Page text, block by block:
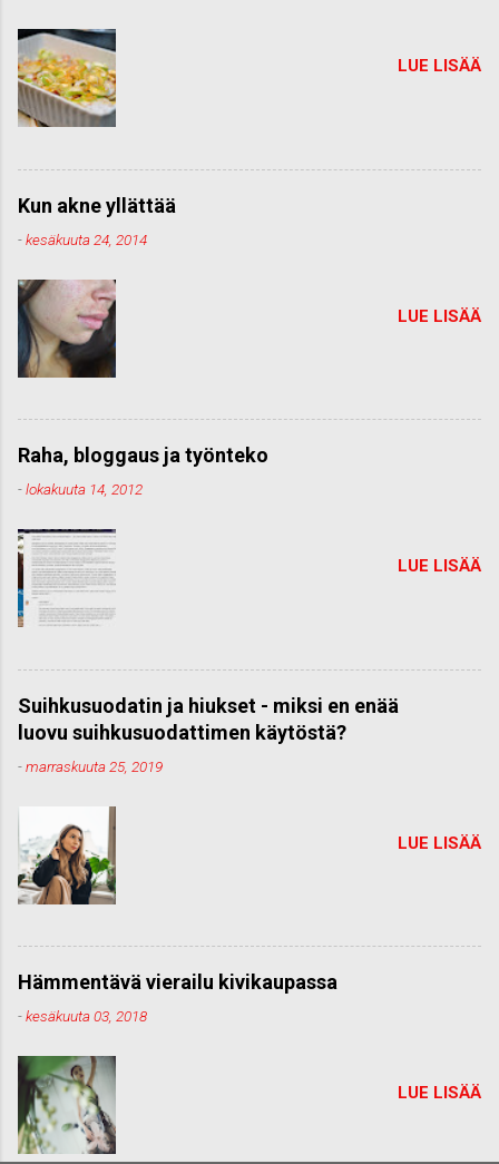
LUE LISÄÄ
Kun akne yllättää
-kesäkuuta 24, 2014
LUE LISÄÄ
Raha, bloggaus ja työnteko
-lokakuuta 14, 2012
LUE LISÄÄ
Suihkusuodatin ja hiukset - miksi en enää
luovu suihkusuodattimen käytöstä?
-marraskuuta 25, 2019
LUE LISÄÄ
Hämmentävä vierailu kivikaupassa
-kesäkuuta 03, 2018
LUE LISÄÄ